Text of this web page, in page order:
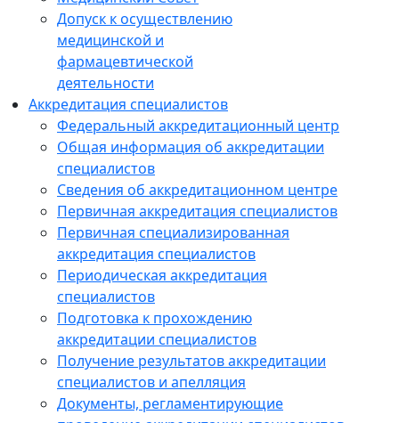
Допуск к осуществлению
медицинской и
фармацевтической
деятельности
Аккредитация специалистов
Федеральный аккредитационный центр
Общая информация об аккредитации
специалистов
Сведения об аккредитационном центре
Первичная аккредитация специалистов
Первичная специализированная
аккредитация специалистов
Периодическая аккредитация
специалистов
Подготовка к прохождению
аккредитации специалистов
Получение результатов аккредитации
специалистов и апелляция
Документы, регламентирующие